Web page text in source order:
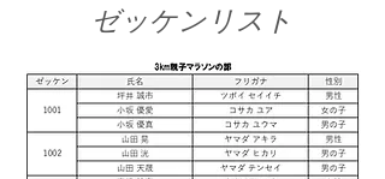
ゼッケンリスト